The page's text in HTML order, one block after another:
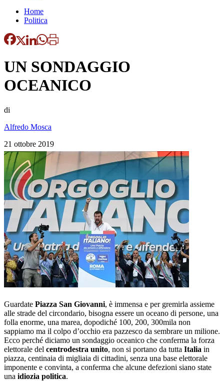
Home
Politica
UN SONDAGGIO
OCEANICO
di
Alfredo Mosca
21 ottobre 2019
Guardate Piazza San Giovanni, è immensa e per gremirla assieme
alle strade del circondario, bisogna essere un oceano di persone, una
folla enorme, una marea, dopodiché 100, 200, 300mila non
sappiamo ma il colpo d’occhio era pazzesco da sembrare un milione.
Ecco perché diciamo un sondaggio oceanico che conferma la forza
elettorale del centrodestra unito, non si portano da tutta Italia in
piazza, centinaia di migliaia di cittadini, senza una base elettorale
imponente e convinta, a conferma che alcune defezioni siano state
una idiozia politica.